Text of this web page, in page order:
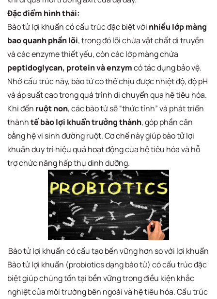
Đặc điểm hình thái:
Bào tử lợi khuẩn có cấu trúc đặc biệt với nhiều lớp màng
bao quanh phần lõi, trong đó lõi chứa vật chất di truyền
và các enzyme thiết yếu, còn các lớp màng chứa
peptidoglycan, protein và enzymcó tác dụng bảo vệ.
Nhờ cấu trúc này, bào tử có thể chịu được nhiệt độ, độ pH
và áp suất cao trong quá trình di chuyển qua hệ tiêu hóa.
Khi đến ruột non, các bào tử sẽ “thức tỉnh” và phát triển
thànhtế bào lợi khuẩn trưởng thành, góp phần cân
bằng hệ vi sinh đường ruột. Cơ chế này giúp bào tử lợi
khuẩn duy trì hiệu quả hoạt động của hệ tiêu hóa và hỗ
trợ chức năng hấp thụ dinh dưỡng.
Bào tử lợi khuẩn có cấu tạo bền vững hơn so với lợi khuẩn
Bào tử lợi khuẩn (probiotics dạng bào tử) có cấu trúc đặc
biệt giúp chúng tồn tại bền vững trong điều kiện khắc
nghiệt của môi trường bên ngoài và hệ tiêu hóa. Cấu trúc